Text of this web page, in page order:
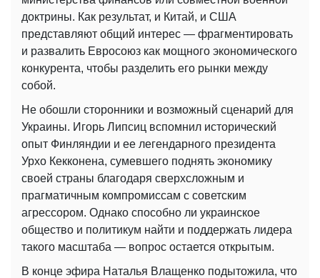
доктрины. Как результат, и Китай, и США
представляют общий интерес — фрагментировать
и развалить Евросоюз как мощного экономического
конкурента, чтобы разделить его рынки между
собой.
Не обошли сторонники и возможный сценарий для
Украины. Игорь Липсиц вспомнил исторический
опыт Финляндии и ее легендарного президента
Урхо Кекконена, сумевшего поднять экономику
своей страны благодаря сверхсложным и
прагматичным компромиссам с советским
агрессором. Однако способно ли украинское
общество и политикум найти и поддержать лидера
такого масштаба — вопрос остается открытым.
В конце эфира Наталья Влащенко подытожила, что